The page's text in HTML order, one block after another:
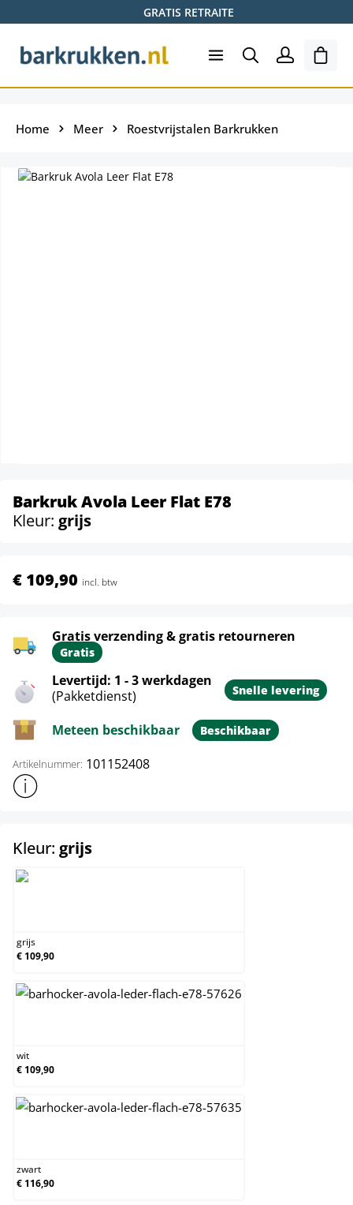
GRATIS RETRAITE
Home Meer Roestvrijstalen Barkrukken
Barkruk Avola Leer Flat E78
Kleur: grijs
€ 109,90 incl. btw
Gratis verzending & gratis retourneren
Gratis
Levertijd: 1 - 3 werkdagen
(Pakketdienst)
Snelle levering
Meteen beschikbaar Beschikbaar
Artikelnummer: 101152408
Toon meer productinformatie
Kleur: grijsselect
grijs
€ 109,90
wit
€ 109,90
zwart
€ 116,90